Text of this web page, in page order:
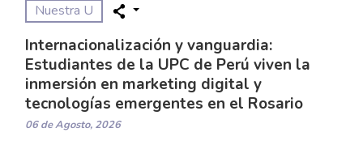
Nuestra U
Internacionalización y vanguardia:
Estudiantes de la UPC de Perú viven la
inmersión en marketing digital y
tecnologías emergentes en el Rosario
06 de Agosto, 2026